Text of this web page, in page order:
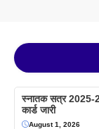
स्नातक सत्र 2025-
कार्ड जारी
August 1, 2026